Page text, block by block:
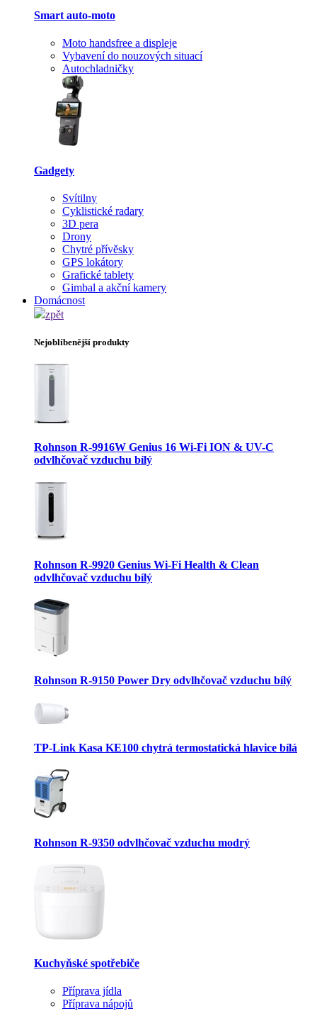
Smart auto-moto
Moto handsfree a displeje
Vybavení do nouzových situací
Autochladničky
Gadgety
Svítilny
Cyklistické radary
3D pera
Drony
Chytré přívěsky
GPS lokátory
Grafické tablety
Gimbal a akční kamery
Domácnost
zpět
Nejoblíbenější produkty
Rohnson R-9916W Genius 16 Wi-Fi ION & UV-C
odvlhčovač vzduchu bílý
Rohnson R-9920 Genius Wi-Fi Health & Clean
odvlhčovač vzduchu bílý
Rohnson R-9150 Power Dry odvlhčovač vzduchu bílý
TP-Link Kasa KE100 chytrá termostatická hlavice bílá
Rohnson R-9350 odvlhčovač vzduchu modrý
Kuchyňské spotřebiče
Příprava jídla
Příprava nápojů